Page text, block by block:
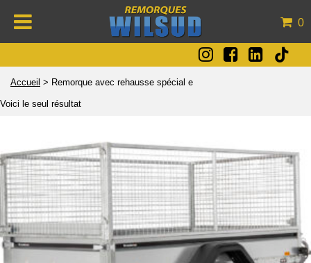
Accueil > Remorque avec rehausse spécial e
Voici le seul résultat
0